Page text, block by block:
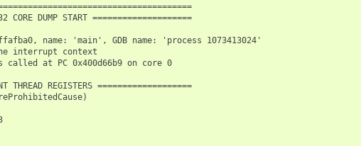
CORE DUMP START ====================
name: 'main', GDB name: 'process 1073413024'
interrupt context
at PC 0x400d66b9 on core 0
THREAD REGISTERS ===================